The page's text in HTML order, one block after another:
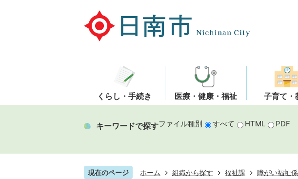
くらし・手続き 医療・健康・福祉 子育て・
キーワードで探すファイル種別 すべて HTML PDF
現在のページ ホーム 組織から探す 福祉課 障がい福祉係